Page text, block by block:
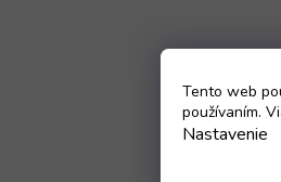
Tento web
používaním.
Nastavenie